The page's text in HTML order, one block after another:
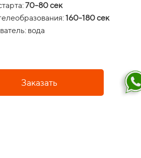
70-80 сек
160-180 сек
вода
Заказать